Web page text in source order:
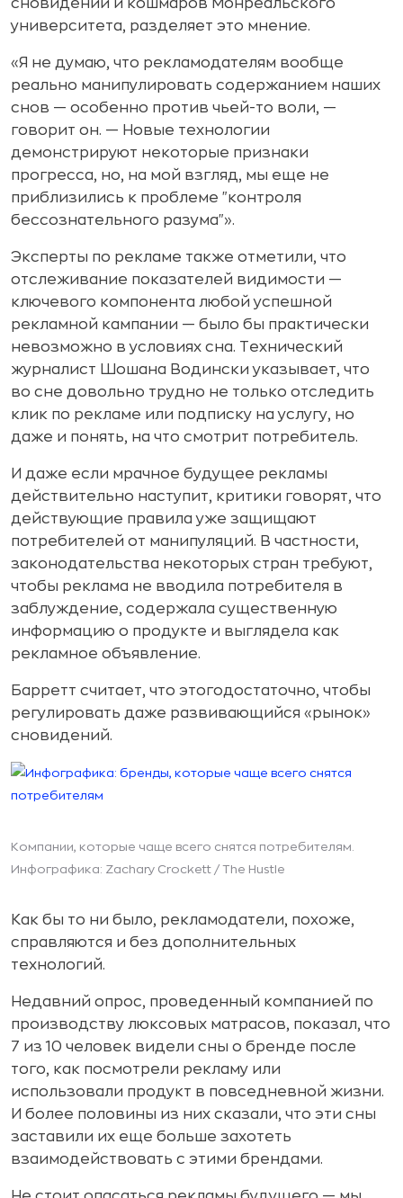
сновидений и кошмаров Монреальского
университета, разделяет это мнение.
«Я не думаю, что рекламодателям вообще
реально манипулировать содержанием наших
снов — особенно против чьей-то воли, —
говорит он. — Новые технологии
демонстрируют некоторые признаки
прогресса, но, на мой взгляд, мы еще не
приблизились к проблеме "контроля
бессознательного разума"».
Эксперты по рекламе также отметили, что
отслеживание показателей видимости —
ключевого компонента любой успешной
рекламной кампании — было бы практически
невозможно в условиях сна. Технический
журналист Шошана Водински указывает, что
во сне довольно трудно не только отследить
клик по рекламе или подписку на услугу, но
даже и понять, на что смотрит потребитель.
И даже если мрачное будущее рекламы
действительно наступит, критики говорят, что
действующие правила уже защищают
потребителей от манипуляций. В частности,
законодательства некоторых стран требуют,
чтобы реклама не вводила потребителя в
заблуждение, содержала существенную
информацию о продукте и выглядела как
рекламное объявление.
Барретт считает, что этогодостаточно, чтобы
регулировать даже развивающийся «рынок»
сновидений.
Компании, которые чаще всего снятся потребителям.
Инфографика: Zachary Crockett / The Hustle
Как бы то ни было, рекламодатели, похоже,
справляются и без дополнительных
технологий.
Недавний опрос, проведенный компанией по
производству люксовых матрасов, показал, что
7 из 10 человек видели сны о бренде после
того, как посмотрели рекламу или
использовали продукт в повседневной жизни.
И более половины из них сказали, что эти сны
заставили их еще больше захотеть
взаимодействовать с этими брендами.